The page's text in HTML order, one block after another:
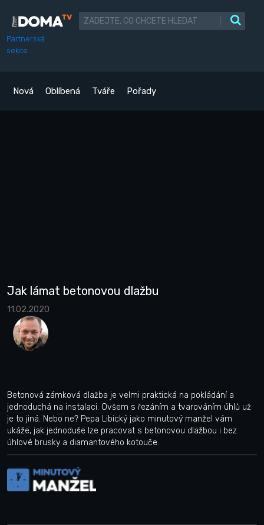
Partnerská
sekce
Nová Oblíbená Tváře Pořady
Jak lámat betonovou dlažbu
11.02.2020
Betonová zámková dlažba je velmi praktická na pokládání a
jednoduchá na instalaci. Ovšem s řezáním a tvarováním úhlů už
je to jiná. Nebo ne? Pepa Libický jako minutový manžel vám
ukáže, jak jednoduše lze pracovat s betonovou dlažbou i bez
úhlové brusky a diamantového kotouče.